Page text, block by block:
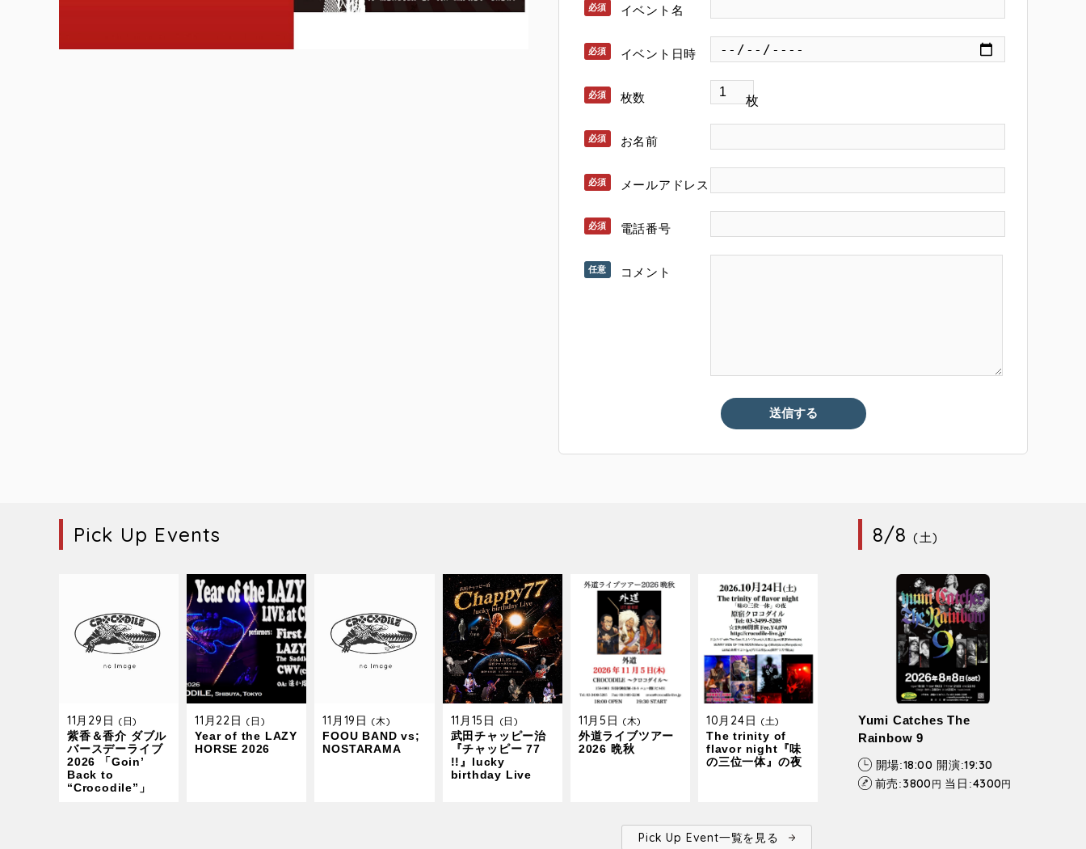
イベント名
イベント日時
枚数 枚
お名前
メールアドレス
電話番号
コメント
Pick Up Events
11月29日 (日)
紫香＆香介 ダブル
バースデーライブ
2026 「Goin’
Back to
“Crocodile”」
11月22日 (日)
Year of the LAZY
HORSE 2026
11月19日 (木)
FOOU BAND vs;
NOSTARAMA
11月15日 (日)
武田チャッピー治
『チャッピー 77
!!』lucky
birthday Live
11月5日 (木)
外道ライブツアー
2026 晩秋
10月24日 (土)
The trinity of
flavor night『味
の三位一体』の夜
Pick Up Event一覧を見る
8/8(土)
Yumi Catches The
Rainbow 9
開場:18:00 開演:19:30
前売:3800 円 当日:4300 円